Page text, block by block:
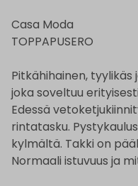
Casa Moda
TOPPAPUSERO
Pitkähihainen,
joka soveltuu
Edessä
rintatasku.
kylmältä. Takki on
Normaali istuvuus ja